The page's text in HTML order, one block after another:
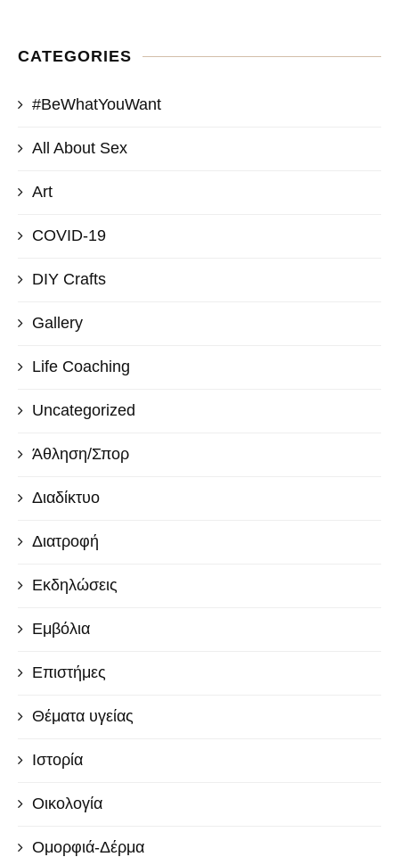
CATEGORIES
#BeWhatYouWant
All About Sex
Art
COVID-19
DIY Crafts
Gallery
Life Coaching
Uncategorized
Άθληση/Σπορ
Διαδίκτυο
Διατροφή
Εκδηλώσεις
Εμβόλια
Επιστήμες
Θέματα υγείας
Ιστορία
Οικολογία
Ομορφιά-Δέρμα